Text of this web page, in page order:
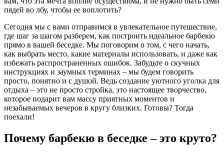
пядей во лбу, чтобы ее воплотить?
Сегодня мы с вами отправимся в увлекательное путешествие,
где шаг за шагом разберем, как построить идеальное барбекю
прямо в вашей беседке. Мы поговорим о том, с чего начать,
как выбрать место, какие материалы использовать, и даже как
избежать распространенных ошибок. Забудьте о скучных
инструкциях и заумных терминах – мы будем говорить
просто, понятно и с душой. Ведь создание уютного уголка для
отдыха – это не просто стройка, это настоящее творчество,
которое подарит вам массу приятных моментов и
незабываемых вечеров в кругу близких. Готовы? Тогда
поехали!
Почему барбекю в беседке – это круто?